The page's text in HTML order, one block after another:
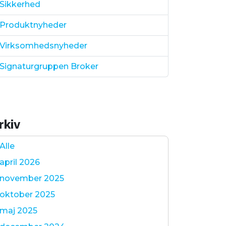
Sikkerhed
Produktnyheder
Virksomhedsnyheder
Signaturgruppen Broker
Alle
april 2026
november 2025
oktober 2025
maj 2025